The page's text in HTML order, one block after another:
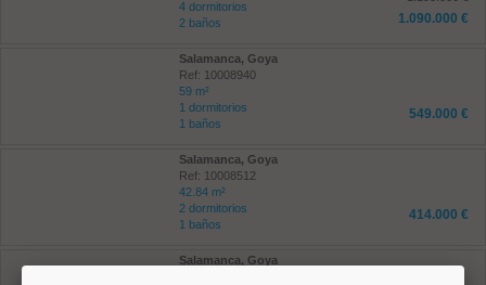
4 dormitorios
2 baños
1.090.000 €
Salamanca, Goya
Ref: 10008940
59 m²
1 dormitorios
1 baños
549.000 €
Salamanca, Goya
Ref: 10008512
42.84 m²
2 dormitorios
1 baños
414.000 €
Salamanca, Goya